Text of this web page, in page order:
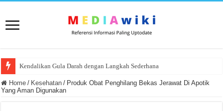
Kendalikan Gula Darah dengan Langkah Sederhana
Home / Kesehatan / Produk Obat Penghilang Bekas Jerawat Di Apotik
Yang Aman Digunakan